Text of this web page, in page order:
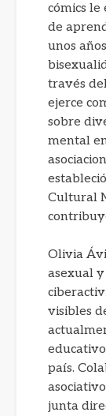
cómics le
de
unos
través
ejerce
sobre
mental
Cultural
Olivia
asexual
visibles
país.
junta